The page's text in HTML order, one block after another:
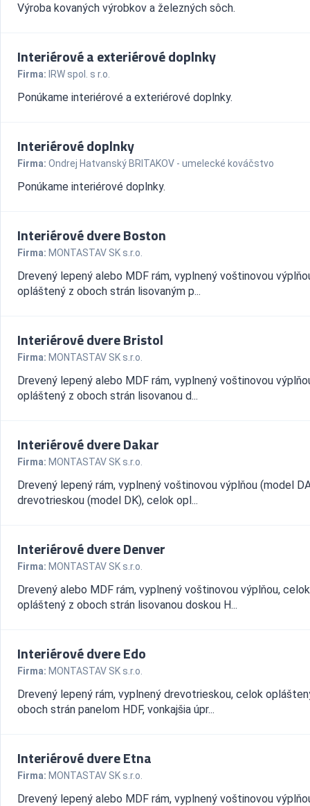
Výroba kovaných výrobkov a železných sôch.
Interiérové a exteriérové doplnky
Firma: IRW spol. s r.o.
Ponúkame interiérové a exteriérové doplnky.
Interiérové doplnky
Firma: Ondrej Hatvanský BRITAKOV - umelecké kováčstvo
Ponúkame interiérové doplnky.
Interiérové dvere Boston
Firma: MONTASTAV SK s.r.o.
Drevený lepený alebo MDF rám, vyplnený voštinovou
opláštený z oboch strán lisovaným p...
Interiérové dvere Bristol
Firma: MONTASTAV SK s.r.o.
Drevený lepený alebo MDF rám, vyplnený voštinovou
opláštený z oboch strán lisovanou d...
Interiérové dvere Dakar
Firma: MONTASTAV SK s.r.o.
Drevený lepený rám, vyplnený voštinovou výplňou (model
drevotrieskou (model DK), celok opl...
Interiérové dvere Denver
Firma: MONTASTAV SK s.r.o.
Drevený alebo MDF rám, vyplnený voštinovou výplňou, celok
opláštený z oboch strán lisovanou doskou H...
Interiérové dvere Edo
Firma: MONTASTAV SK s.r.o.
Drevený lepený rám, vyplnený drevotrieskou, celok
oboch strán panelom HDF, vonkajšia úpr...
Interiérové dvere Etna
Firma: MONTASTAV SK s.r.o.
Drevený lepený alebo MDF rám, vyplnený voštinovou